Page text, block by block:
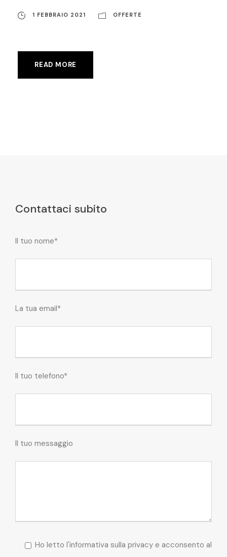
1 FEBBRAIO 2021 OFFERTE
READ MORE
Contattaci subito
Il tuo nome*
La tua email*
Il tuo telefono*
Il tuo messaggio
Ho letto l'informativa sulla privacy e acconsento al